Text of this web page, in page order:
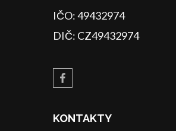
IČO: 49432974
DIČ: CZ49432974
KONTAKTY